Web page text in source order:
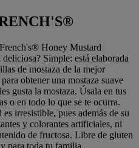
Honey Mustard
Simple: está elaborada
de mostaza de la mejor
obtener una mostaza suave
gusta la mostaza. Úsala en tus
o en todo lo que se te ocurra.
irresistible, pues además de su
y colorantes artificiales, ni
de fructosa. Libre de gluten
para toda tu familia.